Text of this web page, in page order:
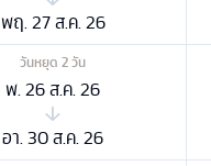
พฤ. 27 ส.ค. 26
วันหยุด 2วัน
พ. 26 ส.ค. 26
อา. 30 ส.ค. 26